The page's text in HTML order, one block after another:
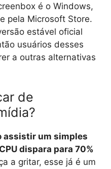
é o Windows,
pela Microsoft Store.
estável oficial
usuários desses
a outras alternativas
de
assistir um simples
dispara para 70%
a gritar, esse já é um